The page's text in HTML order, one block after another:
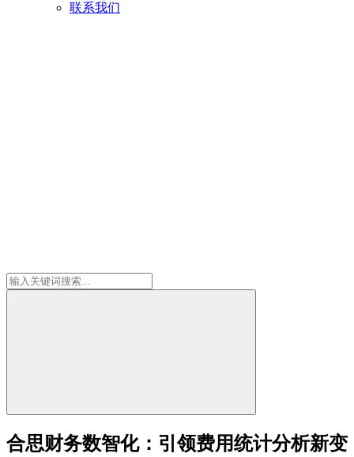
联系我们
合思财务数智化：引领费用统计分析新变